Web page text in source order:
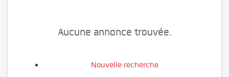
Aucune annonce trouvée.
Nouvelle recherche